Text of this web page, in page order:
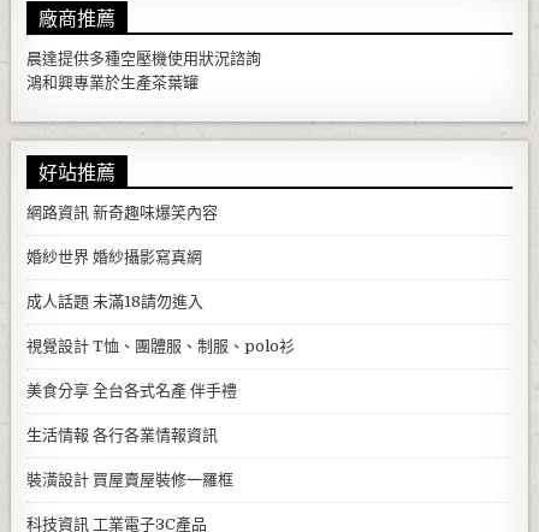
廠商推薦
晨達提供多種空壓機使用狀況諮詢
鴻和興專業於生產茶葉罐
好站推薦
網路資訊 新奇趣味爆笑內容
婚紗世界 婚紗攝影寫真網
成人話題 未滿18請勿進入
視覺設計 T恤、團體服、制服、polo衫
美食分享 全台各式名產 伴手禮
生活情報 各行各業情報資訊
裝潢設計 買屋賣屋裝修一羅框
科技資訊 工業電子3C產品